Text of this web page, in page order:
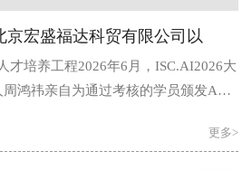
宏盛福达科贸有限公司以
才培养工程2026年6月，ISC.AI2026大
鸿祎亲自为通过考核的学员颁发ADE
更多>